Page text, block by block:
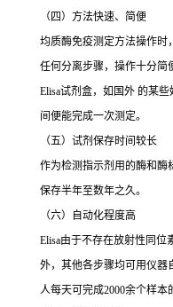
（四）方法快速、简便
均质酶免疫测定方法操作时
任何分离步骤，操作十分简
Elisa试剂盒，如国外 的某
间便能完成一次测定。
（五）试剂保存时间较长
作为检测指示剂用的酶和酶
保存半年至数年之久。
（六）自动化程度高
Elisa由于不存在放射性同位
外，其他各步骤均可用仪器
人每天可完成2000余个样本